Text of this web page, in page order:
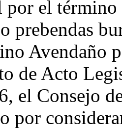
por el
prebendas
Avendaño
de Acto
el Consejo
por